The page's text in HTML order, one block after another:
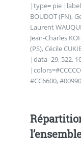
|type= pie
BOUDOT (FN),
Laurent
Jean-Charles
(PS), Cécile
|data=29, 522,
#CC6600,